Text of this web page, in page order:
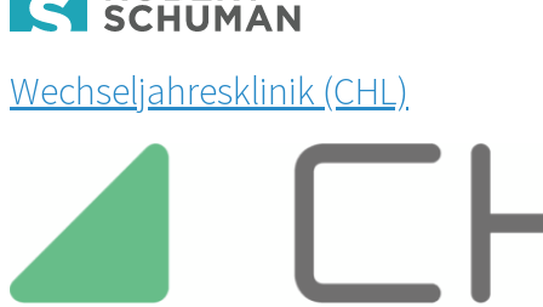
Wechseljahresklinik (CHL)